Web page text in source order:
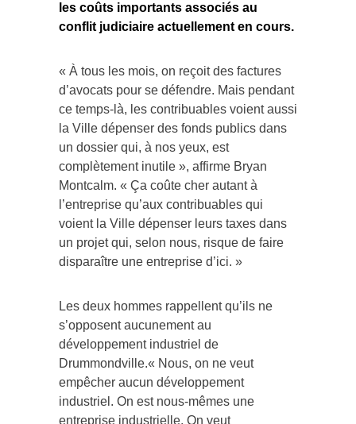
les coûts importants associés au
conflit judiciaire actuellement en cours.
« À tous les mois, on reçoit des factures
d’avocats pour se défendre. Mais pendant
ce temps-là, les contribuables voient aussi
la Ville dépenser des fonds publics dans
un dossier qui, à nos yeux, est
complètement inutile », affirme Bryan
Montcalm. « Ça coûte cher autant à
l’entreprise qu’aux contribuables qui
voient la Ville dépenser leurs taxes dans
un projet qui, selon nous, risque de faire
disparaître une entreprise d’ici. »
Les deux hommes rappellent qu’ils ne
s’opposent aucunement au
développement industriel de
Drummondville.« Nous, on ne veut
empêcher aucun développement
industriel. On est nous-mêmes une
entreprise industrielle. On veut